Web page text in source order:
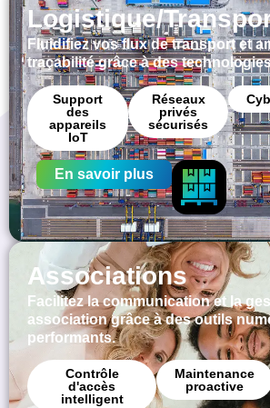
Logistique/
Fluidifiez vos flux de transport et
traçabilité grâce à des
Support
des
appareils
IoT
Réseaux
privés
sécurisés
En savoir plus
Associations
Facilitez la communication et la
association grâce à des outils
performants.
Contrôle
d'accès
intelligent
Maintenance
proactive